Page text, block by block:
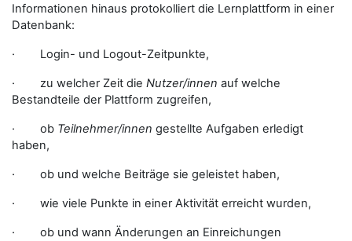
Informationen hinaus protokolliert die Lernplattform in einer
Datenbank:
· Login- und Logout-Zeitpunkte,
· zu welcher Zeit die Nutzer/innen auf welche
Bestandteile der Plattform zugreifen,
· ob Teilnehmer/innen gestellte Aufgaben erledigt
haben,
· ob und welche Beiträge sie geleistet haben,
· wie viele Punkte in einer Aktivität erreicht wurden,
· ob und wann Änderungen an Einreichungen